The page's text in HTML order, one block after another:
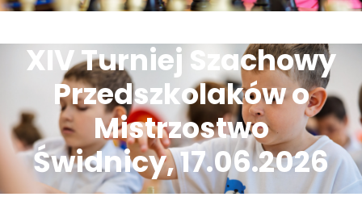
XIV Turniej Szachowy
Przedszkolaków o
Mistrzostwo
Świdnicy, 17.06.2026